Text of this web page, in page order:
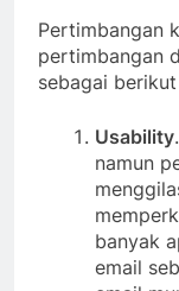
Pertimbangan
pertimbangan
sebagai
Usability
namun
banyak
email